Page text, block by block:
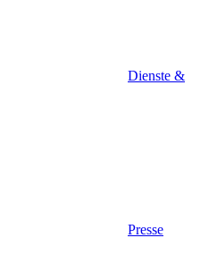
Dienste &
Presse